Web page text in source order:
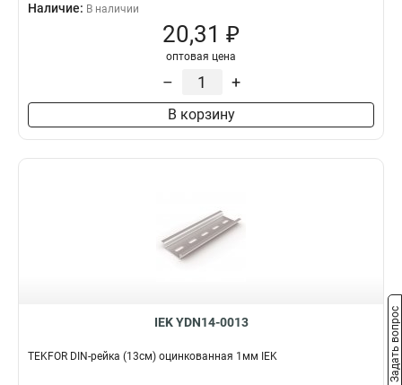
Наличие: В наличии
20,31 ₽
оптовая цена
– +
В корзину
IEK YDN14-0013
TEKFOR DIN-рейка (13см) оцинкованная 1мм IEK Задать вопрос